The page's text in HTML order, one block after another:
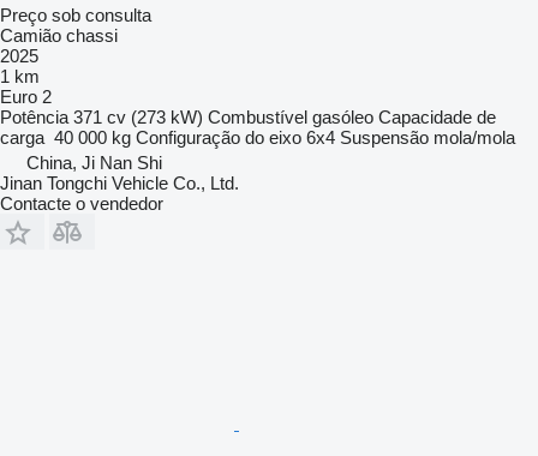
Preço sob consulta
Camião chassi
2025
1 km
Euro 2
Potência 371 cv (273 kW) Combustível gasóleo Capacidade de
carga 40 000 kg Configuração do eixo 6x4 Suspensão mola/mola
China, Ji Nan Shi
Jinan Tongchi Vehicle Co., Ltd.
Contacte o vendedor